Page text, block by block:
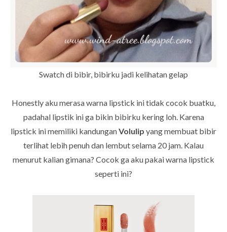
Swatch di bibir, bibirku jadi kelihatan gelap
Honestly aku merasa warna lipstick ini tidak cocok buatku,
padahal lipstik ini ga bikin bibirku kering loh. Karena
lipstick ini memiliki kandunganVolulip yang membuat bibir
terlihat lebih penuh dan lembut selama 20 jam. Kalau
menurut kalian gimana? Cocok ga aku pakai warna lipstick
seperti ini?